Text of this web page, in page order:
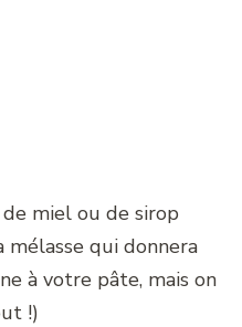
miel ou de sirop
mélasse qui donnera
à votre pâte, mais on
!)